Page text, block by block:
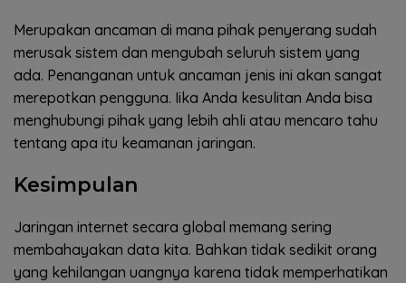
Merupakan ancaman di mana pihak penyerang sudah
merusak sistem dan mengubah seluruh sistem yang
ada. Penanganan untuk ancaman jenis ini akan sangat
merepotkan pengguna. Iika Anda kesulitan Anda bisa
menghubungi pihak yang lebih ahli atau mencaro tahu
tentang apa itu keamanan jaringan.
Kesimpulan
Jaringan internet secara global memang sering
membahayakan data kita. Bahkan tidak sedikit orang
yang kehilangan uangnya karena tidak memperhatikan